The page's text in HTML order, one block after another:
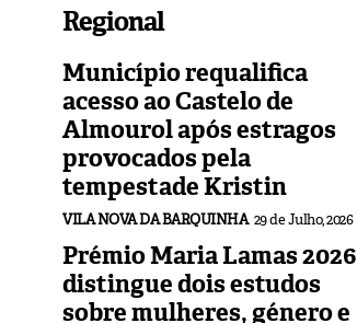
Regional
Município requalifica
acesso ao Castelo de
Almourol após estragos
provocados pela
tempestade Kristin
VILA NOVA DA BARQUINHA 29 de Julho, 2026
Prémio Maria Lamas 2026
distingue dois estudos
sobre mulheres, género e